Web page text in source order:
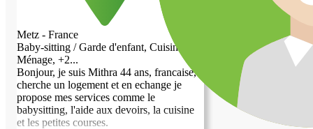
chacun peut bénéficier d’un
accompagnement de qualité et d’une
présence agréable au quotidien.
Cordialement, Carine
Metz - France
Baby-sitting / Garde d'enfant, Cuisine,
Ménage, +2...
Bonjour, je suis Mithra 44 ans, francaise,
cherche un logement et en echange je
propose mes services comme le
babysitting, l'aide aux devoirs, la cuisine
et les petites courses.